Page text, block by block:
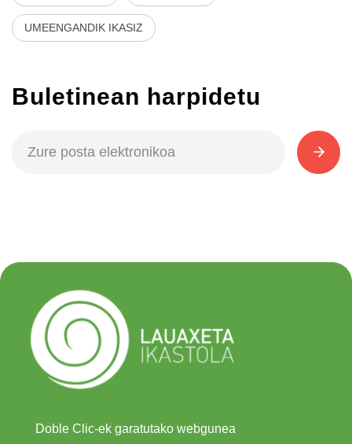
UMEENGANDIK IKASIZ
Buletinean harpidetu
Doble Clic-ek garatutako webgunea